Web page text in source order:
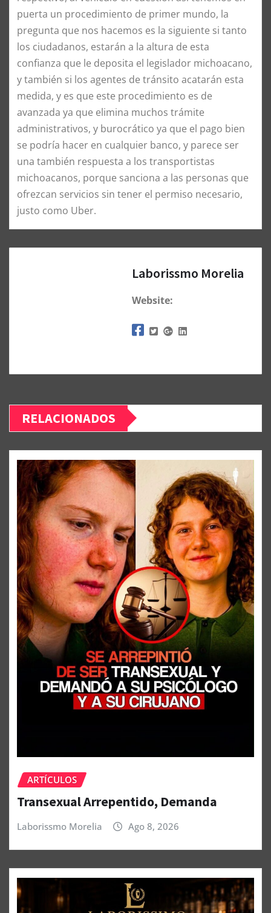
puerta un procedimiento de primer mundo, la
pregunta que nos hacemos es la siguiente si tanto
los ciudadanos, estarán a la altura de esta
confianza que le deposita el legislador michoacano,
y también si los agentes de tránsito acatarán esta
medida, y es que este procedimiento es de
avanzada ya que elimina muchos trámite
administrativos, y burocrático ya que el pago bien
se podría hacer en cualquier banco, y parece ser
una también respuesta a los transportistas
michoacanos, porque sanciona a las personas que
ofrezcan servicios sin tener el permiso necesario,
justo como Uber.
Laborissmo Morelia
Website:
RELACIONADOS
ARTÍCULOS
Transexual Arrepentido, Demanda
Laborissmo Morelia Ago 8, 2026